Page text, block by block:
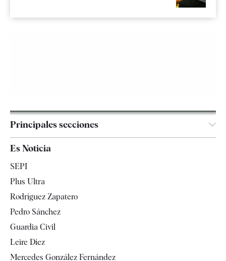
Principales secciones
España
Televisión
Es Noticia
SEPI
Plus Ultra
Rodríguez Zapatero
Pedro Sánchez
Guardia Civil
Leire Díez
Mercedes González Fernández